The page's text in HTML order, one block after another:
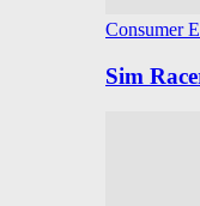
Consumer
Sim